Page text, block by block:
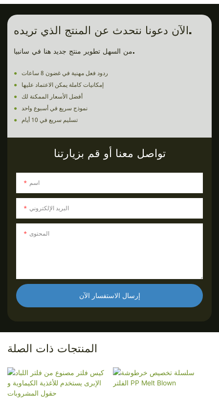
الآن دعونا نتحدث عن المنتج الذي تريده.
من السهل تطوير منتج جديد هنا في سانبيا.
●
ردود فعل مهنية في غضون 8 ساعات
● إمكانيات كاملة يمكن الاعتماد عليها
● أفضل الأسعار الممكنة لك
● نموذج سريع في أسبوع واحد
●
تسليم سريع في 10 أيام
تواصل معنا أو قم بزيارتنا
اسم
البريد الإلكتروني
المحتوى
إرسال الاستفسار الآن
المنتجات ذات الصلة